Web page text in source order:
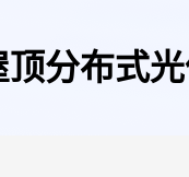
分布式